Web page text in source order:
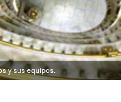
y sus equipos.